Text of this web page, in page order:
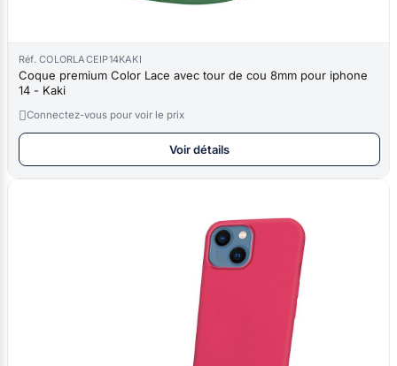
Réf. COLORLACEIP14KAKI
Coque premium Color Lace avec tour de cou 8mm pour iphone
14 - Kaki
Connectez-vous pour voir le prix
Voir détails